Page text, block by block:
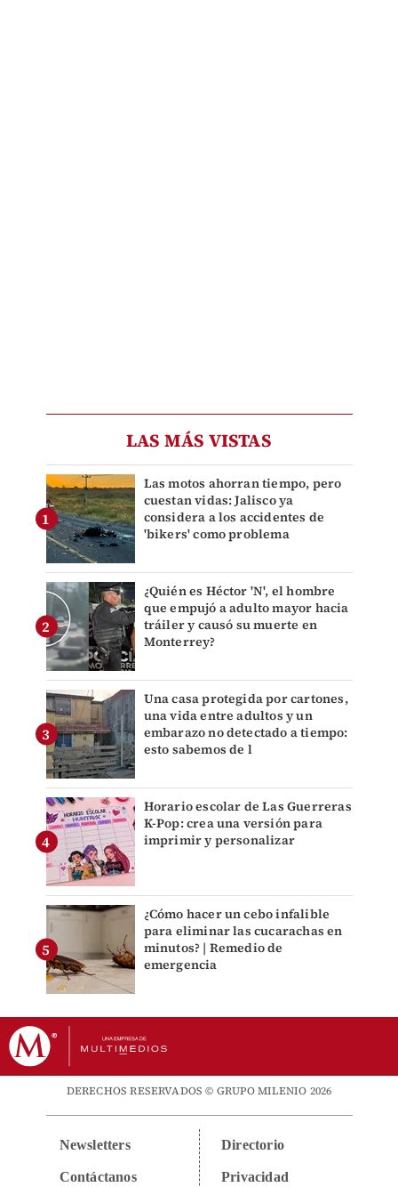
LAS MÁS VISTAS
Las motos ahorran tiempo, pero
cuestan vidas: Jalisco ya
considera a los accidentes de
'bikers' como problema
¿Quién es Héctor 'N', el hombre
que empujó a adulto mayor hacia
tráiler y causó su muerte en
Monterrey?
Una casa protegida por cartones,
una vida entre adultos y un
embarazo no detectado a tiempo:
esto sabemos de l
Horario escolar de Las Guerreras
K-Pop: crea una versión para
imprimir y personalizar
¿Cómo hacer un cebo infalible
para eliminar las cucarachas en
minutos? | Remedio de
emergencia
DERECHOS RESERVADOS © GRUPO MILENIO 2026
Newsletters
Contáctanos
Directorio
Privacidad